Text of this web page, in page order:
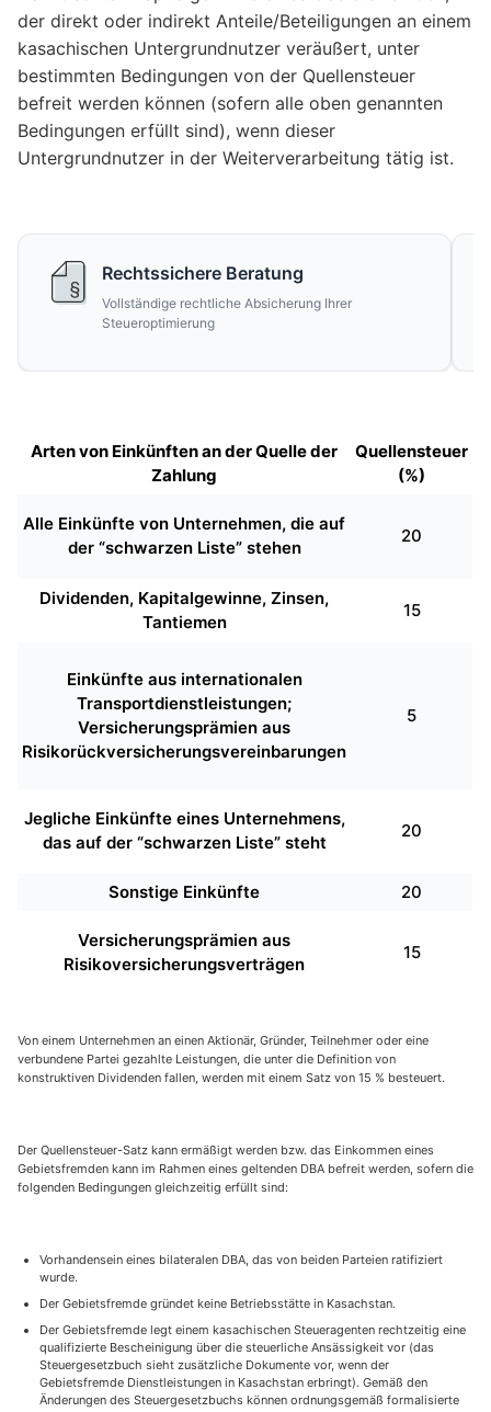
der direkt oder indirekt Anteile/Beteiligungen an einem
kasachischen Untergrundnutzer veräußert, unter
bestimmten Bedingungen von der Quellensteuer
befreit werden können (sofern alle oben genannten
Bedingungen erfüllt sind), wenn dieser
Untergrundnutzer in der Weiterverarbeitung tätig ist.
Rechtssichere Beratung
Vollständige rechtliche Absicherung Ihrer
Steueroptimierung
Arten von Einkünften an der Quelle der
Zahlung
Quellensteuer
(%)
Alle Einkünfte von Unternehmen, die auf
der “schwarzen Liste” stehen
20
Dividenden, Kapitalgewinne, Zinsen,
Tantiemen
15
Einkünfte aus internationalen
Transportdienstleistungen;
Versicherungsprämien aus
Risikorückversicherungsvereinbarungen
5
Jegliche Einkünfte eines Unternehmens,
das auf der “schwarzen Liste” steht
20
Sonstige Einkünfte 20
Versicherungsprämien aus
Risikoversicherungsverträgen
15
Von einem Unternehmen an einen Aktionär, Gründer, Teilnehmer oder eine
verbundene Partei gezahlte Leistungen, die unter die Definition von
konstruktiven Dividenden fallen, werden mit einem Satz von 15 % besteuert.
Der Quellensteuer-Satz kann ermäßigt werden bzw. das Einkommen eines
Gebietsfremden kann im Rahmen eines geltenden DBA befreit werden, sofern die
folgenden Bedingungen gleichzeitig erfüllt sind:
Vorhandensein eines bilateralen DBA, das von beiden Parteien ratifiziert
wurde.
Der Gebietsfremde gründet keine Betriebsstätte in Kasachstan.
Der Gebietsfremde legt einem kasachischen Steueragenten rechtzeitig eine
qualifizierte Bescheinigung über die steuerliche Ansässigkeit vor (das
Steuergesetzbuch sieht zusätzliche Dokumente vor, wenn der
Gebietsfremde Dienstleistungen in Kasachstan erbringt). Gemäß den
Änderungen des Steuergesetzbuchs können ordnungsgemäß formalisierte